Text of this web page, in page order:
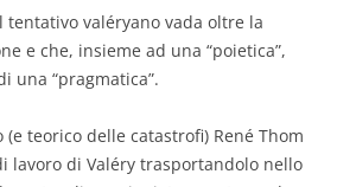
tentativo valéryano vada oltre la
e che, insieme ad una “poietica”,
una “pragmatica”.
teorico delle catastrofi) René Thom
lavoro di Valéry trasportandolo nello